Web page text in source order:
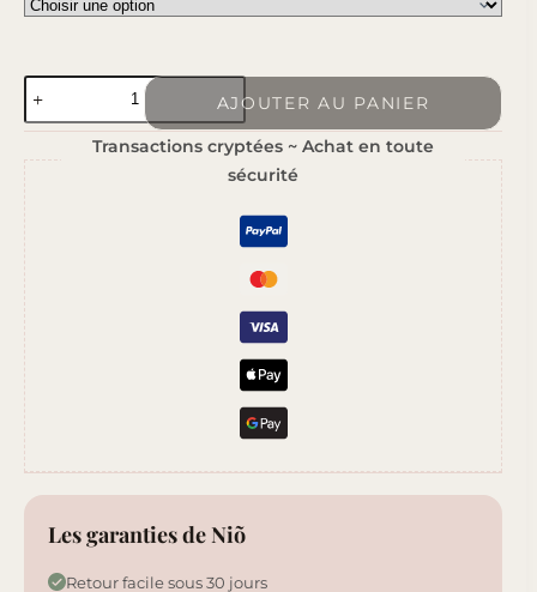
de
Carrousel
Enchanté
AJOUTER AU PANIER
Transactions cryptées ~ Achat en toute
sécurité
Les garanties de Niõ
Retour facile sous 30 jours